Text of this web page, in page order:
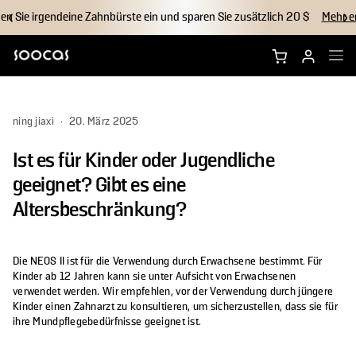
Sie irgendeine Zahnbürste ein und sparen Sie zusätzlich 20 $ Mehr
Bürstenköpfe
Warum Soocas?
Support
ning jiaxi · 20. März 2025
Ist es für Kinder oder Jugendliche
geeignet? Gibt es eine
Altersbeschränkung?
Die NEOS II ist für die Verwendung durch Erwachsene bestimmt. Für
Kinder ab 12 Jahren kann sie unter Aufsicht von Erwachsenen
verwendet werden. Wir empfehlen, vor der Verwendung durch jüngere
Kinder einen Zahnarzt zu konsultieren, um sicherzustellen, dass sie für
ihre Mundpflegebedürfnisse geeignet ist.